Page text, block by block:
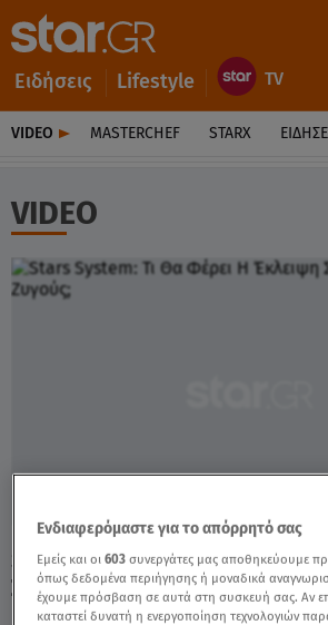
Ειδήσεις Lifestyle
VIDEO MASTERCHEF STARX
VIDEO
Stars System: Τι Θα Φέρει Η
Σελήνης Στους Ζυγούς; - Video
Ενδιαφερόμαστε για το απόρρητό σας
Εμείς και οι603 συνεργάτες μας αποθηκεύουμε
όπως δεδομένα περιήγησης ή μοναδικά
έχουμε πρόσβαση σε αυτά στη συσκευή σας. Αν
καταστεί δυνατή η ενεργοποίηση τεχνολογιών